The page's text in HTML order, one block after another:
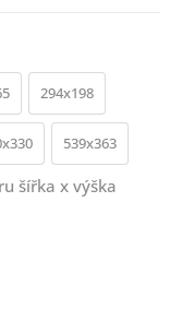
294x198
539x363
šířka x výška